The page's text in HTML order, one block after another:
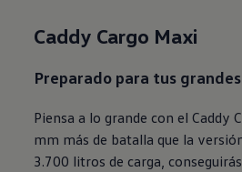
Caddy Cargo Maxi
Preparado para tus
Piensa a lo grande con el Caddy
mm más de batalla que la
3.700 litros de carga,